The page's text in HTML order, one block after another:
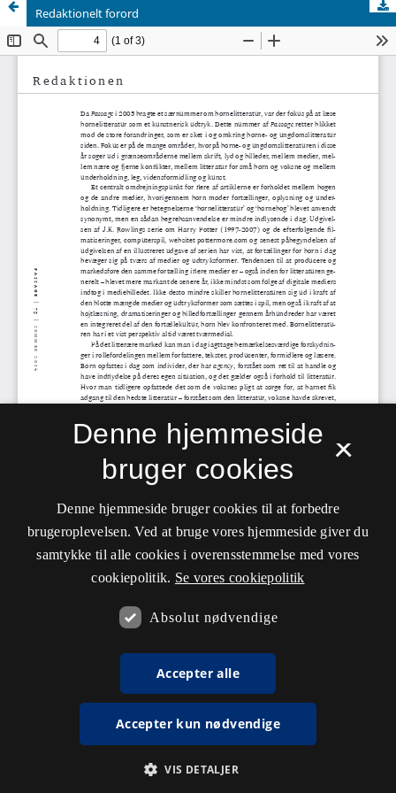
Redaktionelt forord
×
Denne hjemmeside
bruger cookies
Denne hjemmeside bruger cookies til at forbedre
brugeroplevelsen. Ved at bruge vores hjemmeside giver du
samtykke til alle cookies i overensstemmelse med vores
cookiepolitik. Se vores cookiepolitik
Absolut nødvendige
Accepter alle
Accepter kun nødvendige
VIS DETALJER